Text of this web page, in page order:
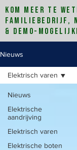
Kom meer te
familiebedrijf,
& demo-
Nieuws
Nieuws
Elektrische
aandrijving
Elektrisch varen
Elektrische boten
Elektrisch varen